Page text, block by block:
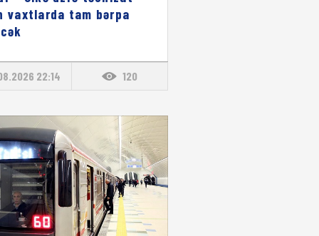
vaxtlarda tam bərpa
22:14 120